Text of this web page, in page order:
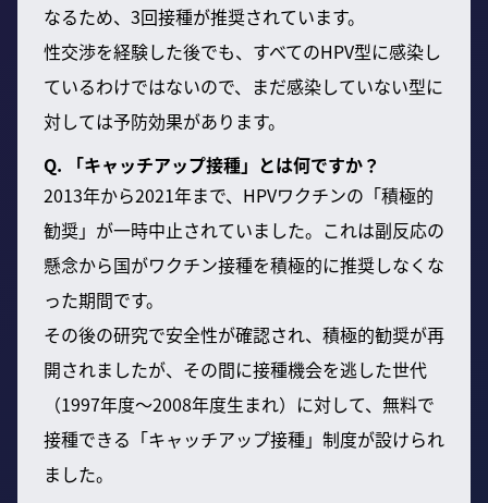
なるため、3回接種が推奨されています。
性交渉を経験した後でも、すべてのHPV型に感染し
ているわけではないので、まだ感染していない型に
対しては予防効果があります。
Q. 「キャッチアップ接種」とは何ですか？
2013年から2021年まで、HPVワクチンの「積極的
勧奨」が一時中止されていました。これは副反応の
懸念から国がワクチン接種を積極的に推奨しなくな
った期間です。
その後の研究で安全性が確認され、積極的勧奨が再
開されましたが、その間に接種機会を逃した世代
（1997年度〜2008年度生まれ）に対して、無料で
接種できる「キャッチアップ接種」制度が設けられ
ました。